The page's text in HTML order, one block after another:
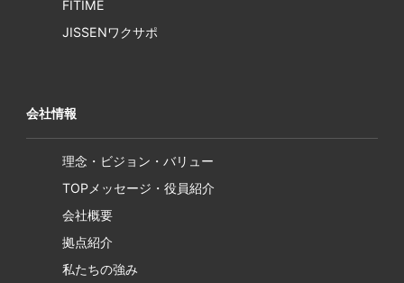
FITIME
JISSENワクサポ
会社情報
理念・ビジョン・バリュー
TOPメッセージ・役員紹介
会社概要
拠点紹介
私たちの強み